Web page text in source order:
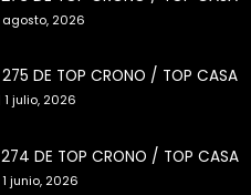
agosto, 2026
275 DE TOP CRONO / TOP CASA
1 julio, 2026
274 DE TOP CRONO / TOP CASA
1 junio, 2026